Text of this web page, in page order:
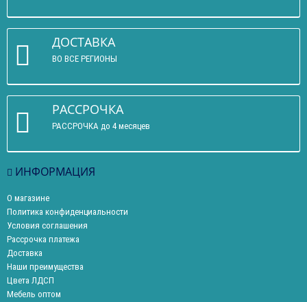
ДОСТАВКА
ВО ВСЕ РЕГИОНЫ
РАССРОЧКА
РАССРОЧКА до 4 месяцев
ИНФОРМАЦИЯ
О магазине
Политика конфиденциальности
Условия соглашения
Рассрочка платежа
Доставка
Наши преимущества
Цвета ЛДСП
Мебель оптом